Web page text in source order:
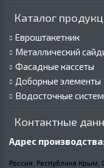
Каталог
Евроштакетник
Металлический
Фасадные кассеты
Доборные элементы
Водосточные
Контактные
Адрес
Россия, Республика